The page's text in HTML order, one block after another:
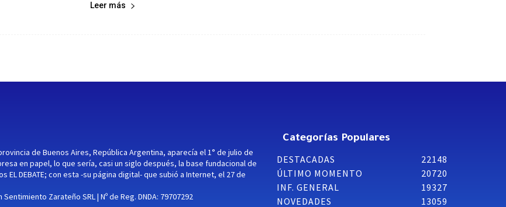
Leer más
de Buenos Aires, República Argentina, aparecía el 1° de julio de
en papel, lo que sería, casi un siglo después, la base fundacional de
EL DEBATE; con esta -su página digital- que subió a Internet, el 27 de
Sentimiento Zarateño SRL | Nº de Reg. DNDA: 79707292
Categorías Populares
DESTACADAS
22148
ÚLTIMO MOMENTO
20720
INF. GENERAL
19327
NOVEDADES
13059